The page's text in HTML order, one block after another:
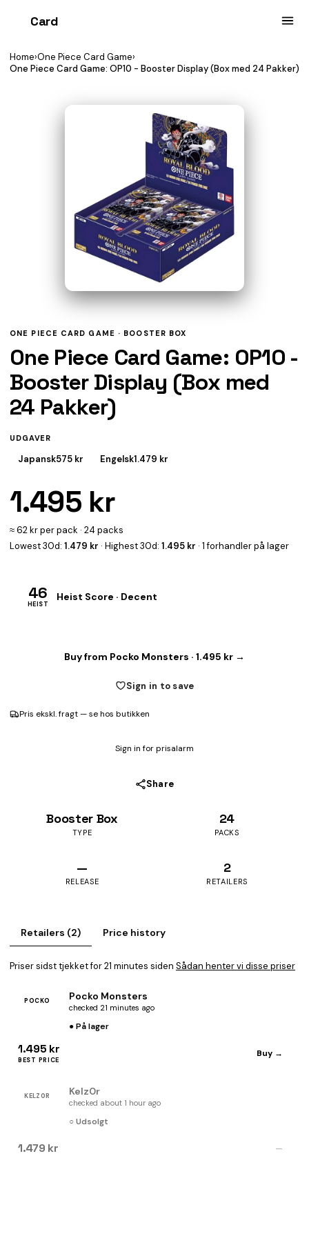
Card
Home›One Piece Card Game›
One Piece Card Game: OP10 - Booster Display (Box med 24 Pakker)
ONE PIECE CARD GAME · BOOSTER BOX
One Piece Card Game: OP10 -
Booster Display (Box med
24 Pakker)
UDGAVER
Japansk575 kr Engelsk1.479 kr
1.495 kr
≈ 62 kr per pack · 24 packs
Lowest 30d: 1.479 kr · Highest 30d: 1.495 kr · 1 forhandler på lager
46
HEIST
Heist Score · Decent
Buy from Pocko Monsters · 1.495 kr →
Sign in to save
Pris ekskl. fragt — se hos butikken
Sign in for prisalarm
Share
Booster Box
TYPE
24
PACKS
—
RELEASE
2
RETAILERS
Retailers (2) Price history
Priser sidst tjekket for 21 minutes siden Sådan henter vi disse priser
POCKO Pocko Monsters
checked 21 minutes ago
● På lager
1.495 kr
BEST PRICE
Buy →
KELZ0R Kelz0r
checked about 1 hour ago
○ Udsolgt
1.479 kr —